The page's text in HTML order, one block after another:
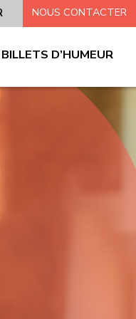
NOUS CONTACTER
BILLETS D’HUMEUR